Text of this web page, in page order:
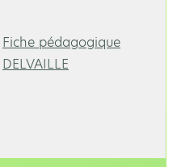
Fiche pédagogique
DELVAILLE